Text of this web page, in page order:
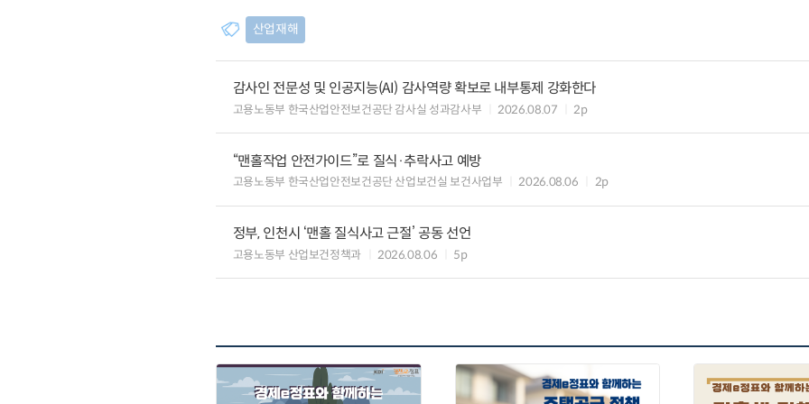
산업재해
감사인 전문성 및 인공지능(AI) 감사역량 확보로 내부통제 강화한다
고용노동부 한국산업안전보건공단 감사실 성과감사부 2026.08.07 2p
“맨홀작업 안전가이드”로 질식·추락사고 예방
고용노동부 한국산업안전보건공단 산업보건실 보건사업부 2026.08.06 2p
정부, 인천시 ‘맨홀 질식사고 근절’ 공동 선언
고용노동부 산업보건정책과 2026.08.06 5p